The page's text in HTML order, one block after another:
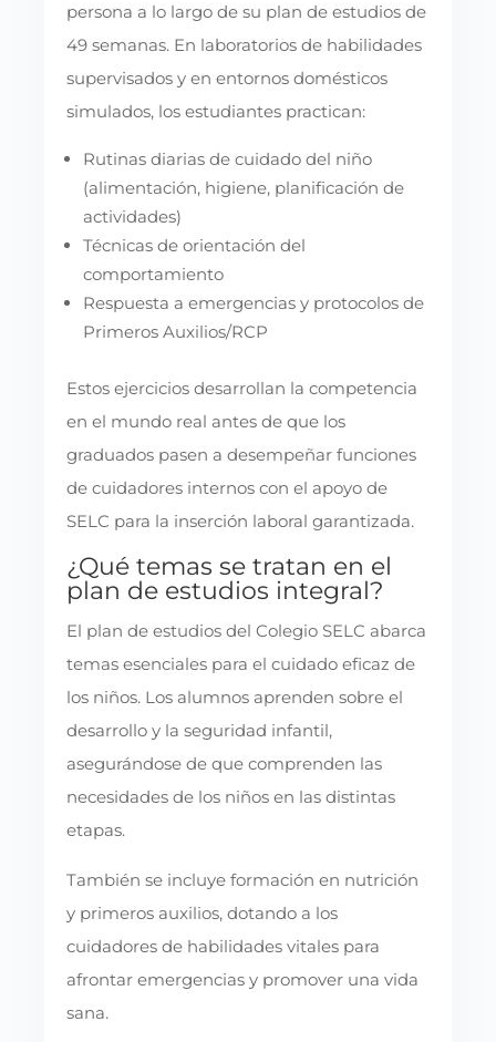
persona a lo largo de su plan de estudios de
49 semanas. En laboratorios de habilidades
supervisados y en entornos domésticos
simulados, los estudiantes practican:
Rutinas diarias de cuidado del niño
(alimentación, higiene, planificación de
actividades)
Técnicas de orientación del
comportamiento
Respuesta a emergencias y protocolos de
Primeros Auxilios/RCP
Estos ejercicios desarrollan la competencia
en el mundo real antes de que los
graduados pasen a desempeñar funciones
de cuidadores internos con el apoyo de
SELC para la inserción laboral garantizada.
¿Qué temas se tratan en el
plan de estudios integral?
El plan de estudios del Colegio SELC abarca
temas esenciales para el cuidado eficaz de
los niños. Los alumnos aprenden sobre el
desarrollo y la seguridad infantil,
asegurándose de que comprenden las
necesidades de los niños en las distintas
etapas.
También se incluye formación en nutrición
y primeros auxilios, dotando a los
cuidadores de habilidades vitales para
afrontar emergencias y promover una vida
sana.